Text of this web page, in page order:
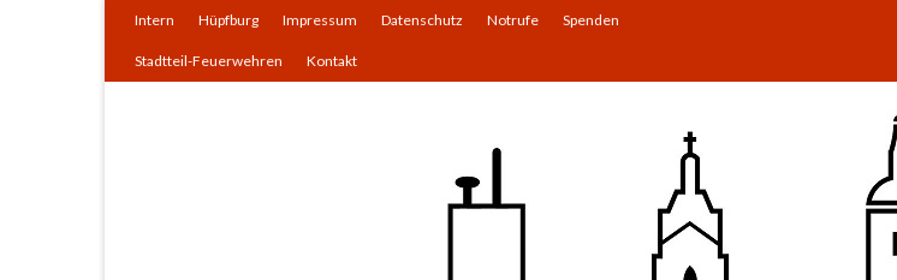
Intern Hüpfburg Impressum Datenschutz Notrufe Spenden
Stadtteil-Feuerwehren Kontakt